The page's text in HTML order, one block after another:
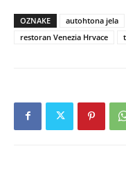
OZNAKE autohtona jela
restoran Venezia Hrvace